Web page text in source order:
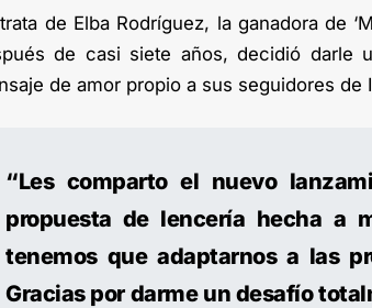
de Elba Rodríguez, la ganadora de
de casi siete años, decidió darle
de amor propio a sus seguidores de
“Les comparto el nuevo
propuesta de lencería hecha a
tenemos que adaptarnos a las
Gracias por darme un desafío